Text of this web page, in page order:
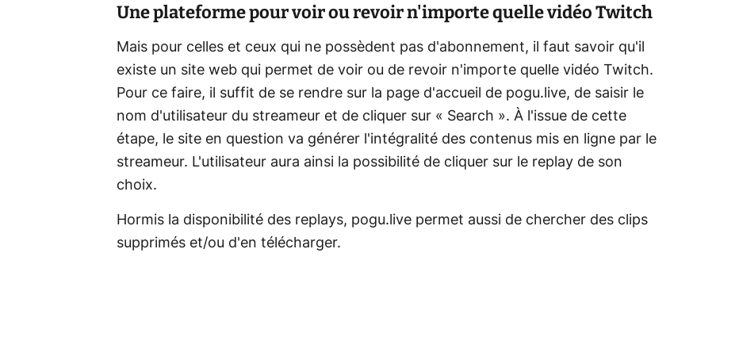
Une plateforme pour voir ou revoir n'importe quelle vidéo Twitch
Mais pour celles et ceux qui ne possèdent pas d'abonnement, il faut savoir qu'il
existe un site web qui permet de voir ou de revoir n'importe quelle vidéo Twitch.
Pour ce faire, il suffit de se rendre sur la page d'accueil de pogu.live, de saisir le
nom d'utilisateur du streameur et de cliquer sur « Search ». À l'issue de cette
étape, le site en question va générer l'intégralité des contenus mis en ligne par le
streameur. L'utilisateur aura ainsi la possibilité de cliquer sur le replay de son
choix.
Hormis la disponibilité des replays, pogu.live permet aussi de chercher des clips
supprimés et/ou d'en télécharger.